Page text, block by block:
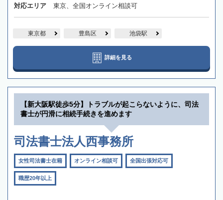
対応エリア 東京、全国オンライン相談可
東京都 豊島区 池袋駅
詳細を見る
【新大阪駅徒歩5分】トラブルが起こらないように、司法
書士が円滑に相続手続きを進めます
司法書士法人西事務所
女性司法書士在籍 オンライン相談可 全国出張対応可
職歴20年以上